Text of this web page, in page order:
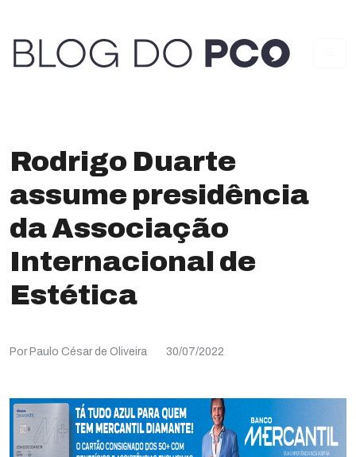
Rodrigo Duarte
assume presidência
da Associação
Internacional de
Estética
Por Paulo César de Oliveira 30/07/2022